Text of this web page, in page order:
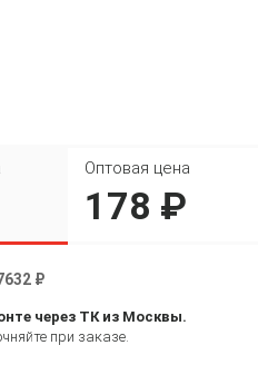
Оптовая цена
178 ₽
₽
через ТК из Москвы.
при заказе.